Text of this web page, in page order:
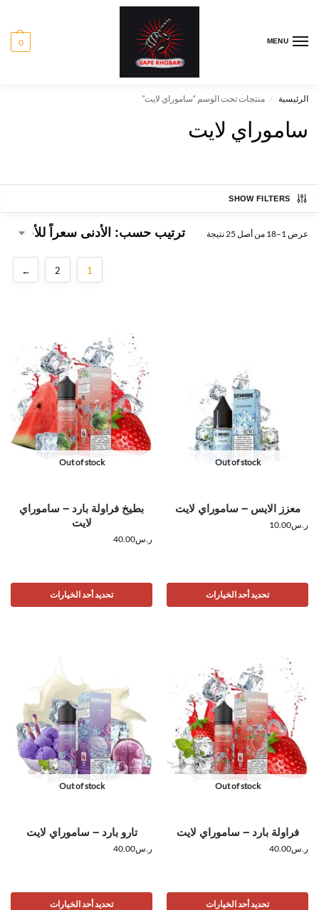
MENU
0
الرئيسية / منتجات تحت الوسم “ساموراي لايت”
ساموراي لايت
SHOW FILTERS
عرض 1–18 من أصل 25 نتيجة
1
2
←
Out of stock
معزز الايس – ساموراي لايت
ر.س10.00
تحديد أحد الخيارات
Out of stock
بطيخ فراولة بارد – ساموراي
لايت
ر.س40.00
تحديد أحد الخيارات
Out of stock
فراولة بارد – ساموراي لايت
ر.س40.00
تحديد أحد الخيارات
Out of stock
تارو بارد – ساموراي لايت
ر.س40.00
تحديد أحد الخيارات